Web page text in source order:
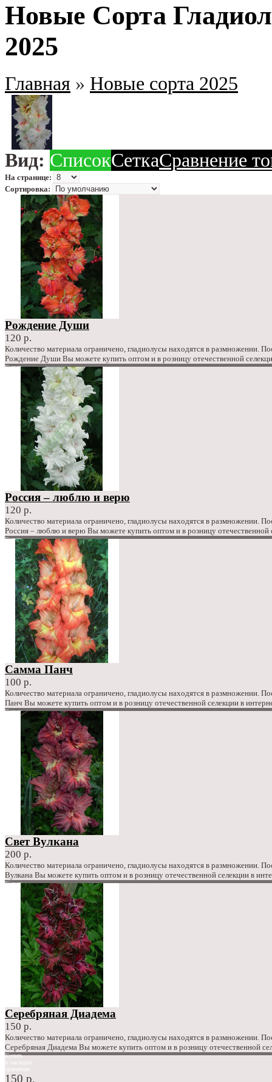
Новые Сорта
2025
Главная » Новые сорта 2025
Вид: СписокСеткаСравнение
На странице:
Сортировка:
Рождение Души
120 р.
Количество материала ограничено, гладиолусы находятся в размножении.
Рождение Души Вы можете купить оптом и в розницу отечественной
Купить
сравнение
120 р.
Россия – люблю и верю
120 р.
Количество материала ограничено, гладиолусы находятся в размножении.
Россия – люблю и верю Вы можете купить оптом и в розницу
Купить
в закладки
сравнение
120 р.
Самма Панч
100 р.
Количество материала ограничено, гладиолусы находятся в
Панч Вы можете купить оптом и в розницу отечественной селекции в
Купить
в закладки
100 р.
Свет Вулкана
200 р.
Количество материала ограничено, гладиолусы находятся в размножении.
Вулкана Вы можете купить оптом и в розницу отечественной селекции в
Купить
в закладки
сравнение
200 р.
Серебряная Диадема
150 р.
Количество материала ограничено, гладиолусы находятся в размножении.
Серебряная Диадема Вы можете купить оптом и в розницу отечественной
Купить
150 р.